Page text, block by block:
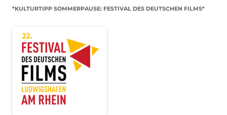
*KULTURTIPP SOMMERPAUSE: FESTIVAL DES DEUTSCHEN FILMS*